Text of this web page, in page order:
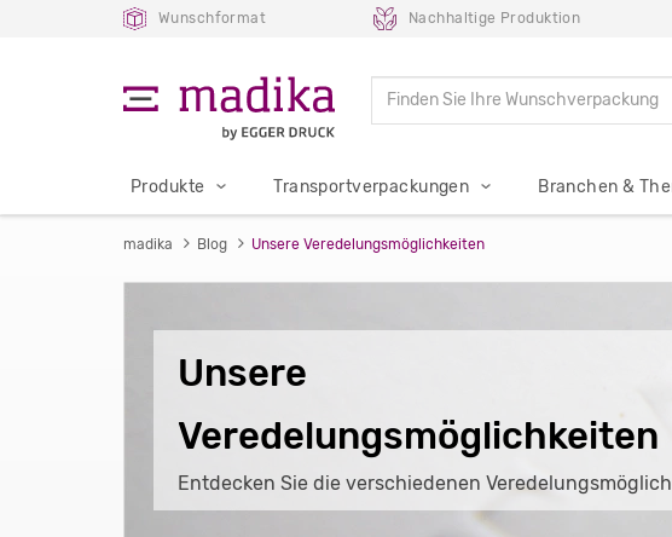
Wunschformat Nachhaltige Produktion
Produkte Transportverpackungen Branchen &
madika Blog Unsere Veredelungsmöglichkeiten
Unsere
Veredelungsmöglichkeiten
Entdecken Sie die verschiedenen